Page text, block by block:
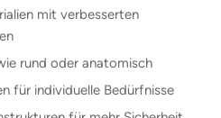
mit verbesserten
rund oder anatomisch
für individuelle Bedürfnisse